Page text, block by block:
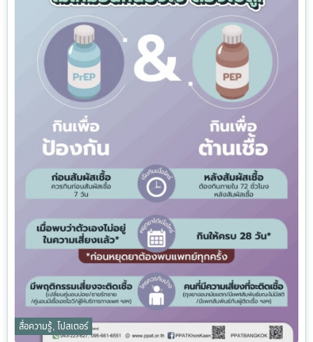
สื่อความรู้, โปสเตอร์